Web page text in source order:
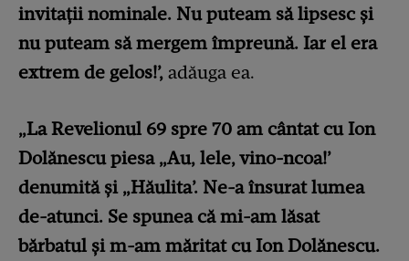
invitaţii nominale. Nu puteam să lipsesc şi
nu puteam să mergem împreună. Iar el era
extrem de gelos!’, adăuga ea.
„La Revelionul 69 spre 70 am cântat cu Ion
Dolănescu piesa „Au, lele, vino-ncoa!’
denumită şi „Hăulita’. Ne-a însurat lumea
de-atunci. Se spunea că mi-am lăsat
bărbatul şi m-am măritat cu Ion Dolănescu.